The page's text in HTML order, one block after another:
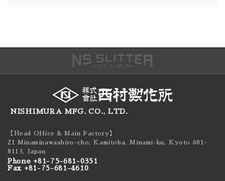
NISHIMURA MFG. CO., LTD.
【Head Office & Main Factory】
21 Minaminawashiro-cho, Kamitoba, Minami-ku,Kyoto 601-
8113, Japan
Phone +81-75-681-0351
Fax +81-75-681-4610